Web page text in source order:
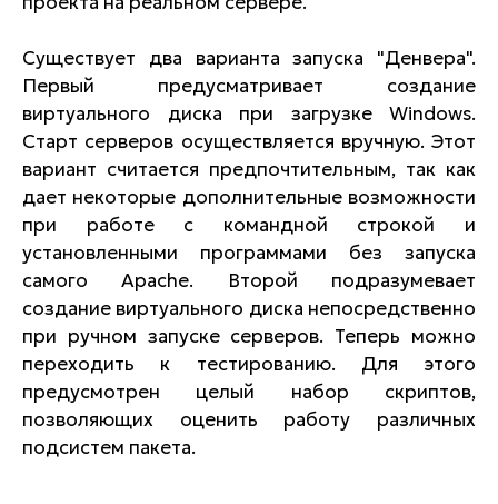
Существует два варианта запуска "Денвера".
Первый предусматривает создание
виртуального диска при загрузке Windows.
Старт серверов осуществляется вручную. Этот
вариант считается предпочтительным, так как
дает некоторые дополнительные возможности
при работе с командной строкой и
установленными программами без запуска
самого Apache. Второй подразумевает
создание виртуального диска непосредственно
при ручном запуске серверов. Теперь можно
переходить к тестированию. Для этого
предусмотрен целый набор скриптов,
позволяющих оценить работу различных
подсистем пакета.